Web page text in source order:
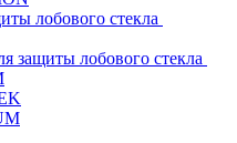
лобового стекла
защиты лобового стекла